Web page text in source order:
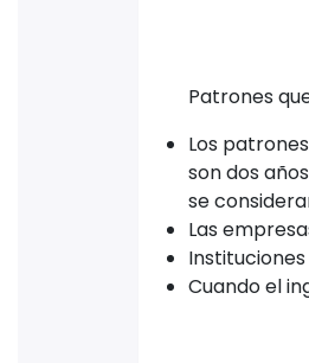
Patrones
Los
son dos
se
Las
Cuando el